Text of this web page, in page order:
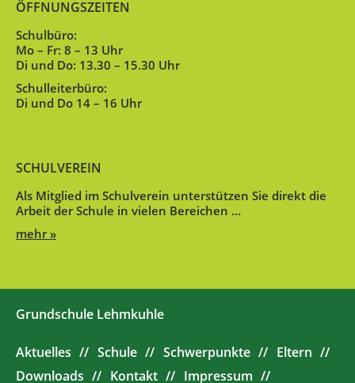
ÖFFNUNGSZEITEN
Schulbüro:
Mo – Fr: 8 – 13 Uhr
Di und Do: 13.30 – 15.30 Uhr
Schulleiterbüro:
Di und Do 14 – 16 Uhr
SCHULVEREIN
Als Mitglied im Schulverein unterstützen Sie direkt die
Arbeit der Schule in vielen Bereichen …
mehr »
Grundschule Lehmkuhle
Aktuelles Schule Schwerpunkte
Eltern
Downloads
Kontakt Impressum